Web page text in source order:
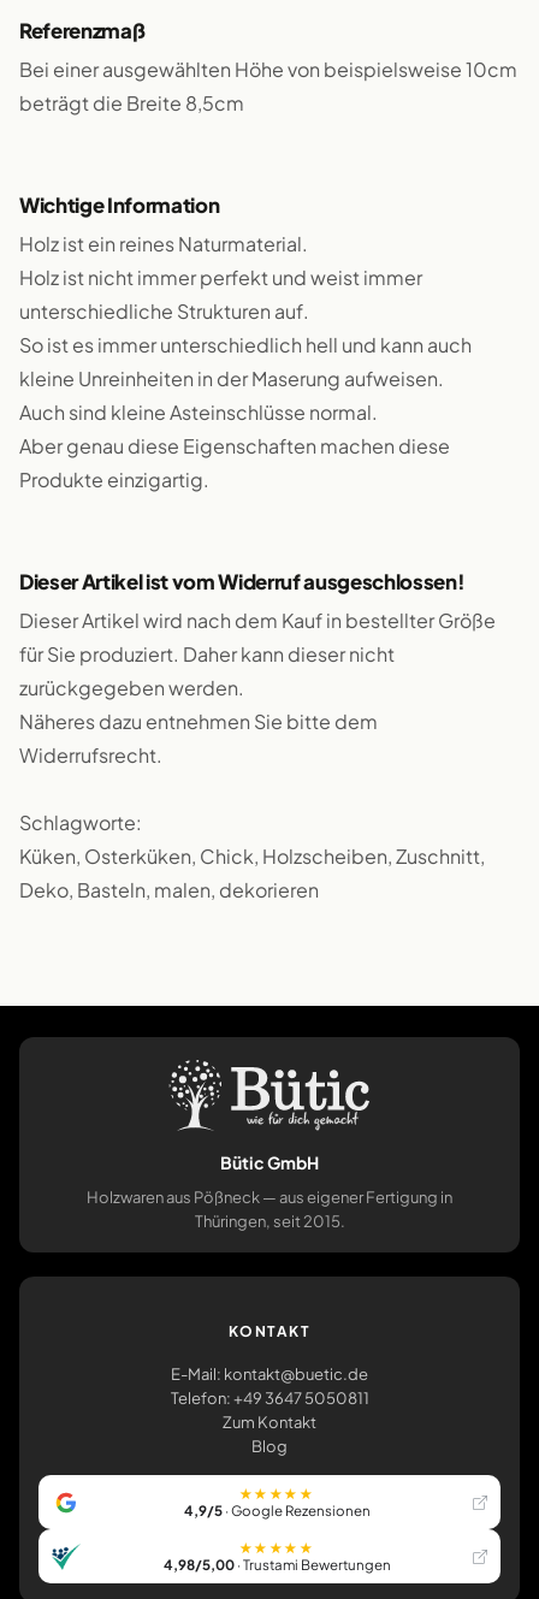
Referenzmaß
Bei einer ausgewählten Höhe von beispielsweise 10cm
beträgt die Breite 8,5cm
Wichtige Information
Holz ist ein reines Naturmaterial.
Holz ist nicht immer perfekt und weist immer
unterschiedliche Strukturen auf.
So ist es immer unterschiedlich hell und kann auch
kleine Unreinheiten in der Maserung aufweisen.
Auch sind kleine Asteinschlüsse normal.
Aber genau diese Eigenschaften machen diese
Produkte einzigartig.
Dieser Artikel ist vom Widerruf ausgeschlossen!
Dieser Artikel wird nach dem Kauf in bestellter Größe
für Sie produziert. Daher kann dieser nicht
zurückgegeben werden.
Näheres dazu entnehmen Sie bitte dem
Widerrufsrecht.
Schlagworte:
Küken, Osterküken, Chick, Holzscheiben, Zuschnitt,
Deko, Basteln, malen, dekorieren
Bütic GmbH
Holzwaren aus Pößneck — aus eigener Fertigung in
Thüringen, seit 2015.
KONTAKT
E-Mail: kontakt@buetic.de
Telefon: +49 3647 5050811
Zum Kontakt
Blog
★★★★★
4,9/5· Google Rezensionen
★★★★★
4,98/5,00· Trustami Bewertungen